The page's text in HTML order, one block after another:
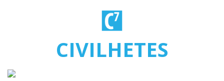
CIVILHETES